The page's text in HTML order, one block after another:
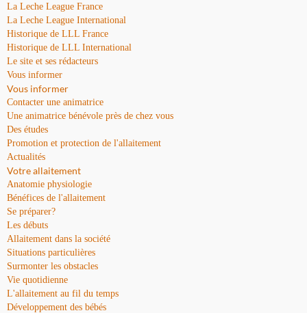
La Leche League France
La Leche League International
Historique de LLL France
Historique de LLL International
Le site et ses rédacteurs
Vous informer
Vous informer
Contacter une animatrice
Une animatrice bénévole près de chez vous
Des études
Promotion et protection de l'allaitement
Actualités
Votre allaitement
Anatomie physiologie
Bénéfices de l'allaitement
Se préparer?
Les débuts
Allaitement dans la société
Situations particulières
Surmonter les obstacles
Vie quotidienne
L'allaitement au fil du temps
Développement des bébés